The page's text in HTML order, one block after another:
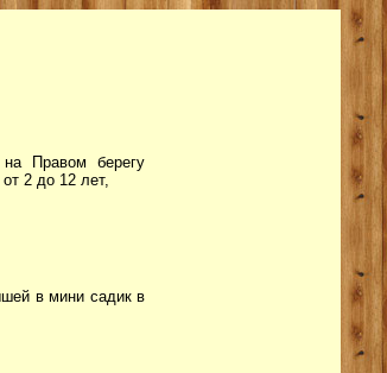
на Правом берегу
2 до 12 лет,
в мини садик в